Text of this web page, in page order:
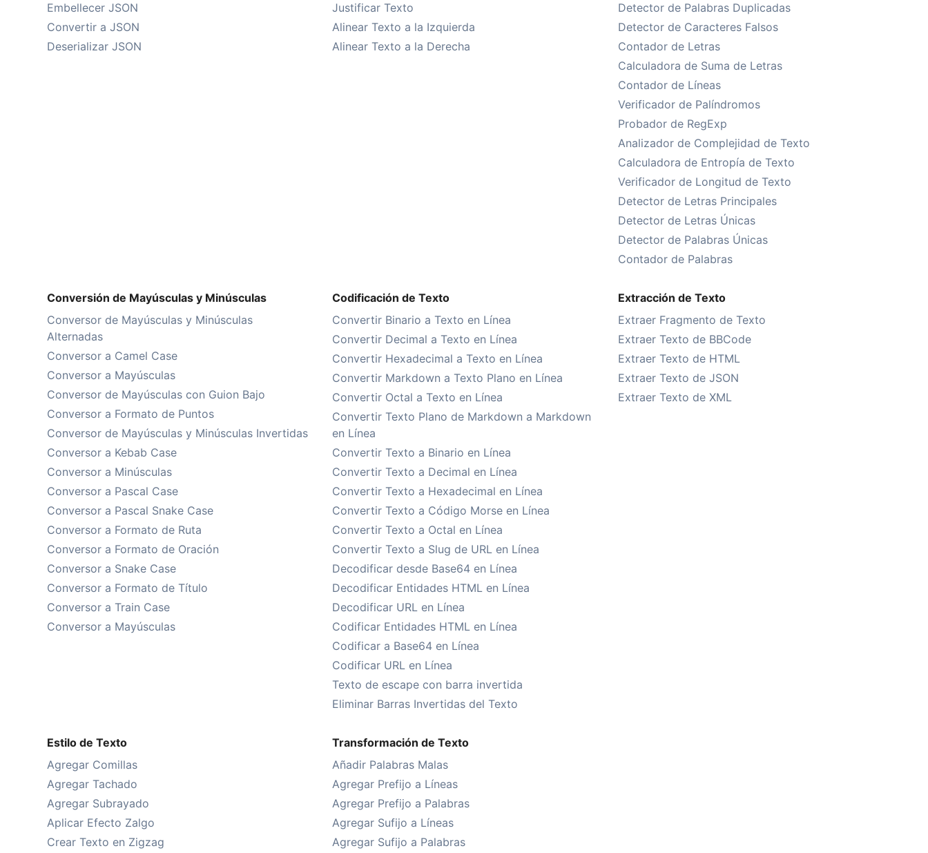
Embellecer JSON
Convertir a JSON
Deserializar JSON
Justificar Texto
Alinear Texto a la Izquierda
Alinear Texto a la Derecha
Detector de Palabras Duplicadas
Detector de Caracteres Falsos
Contador de Letras
Calculadora de Suma de Letras
Contador de Líneas
Verificador de Palíndromos
Probador de RegExp
Analizador de Complejidad de Texto
Calculadora de Entropía de Texto
Verificador de Longitud de Texto
Detector de Letras Principales
Detector de Letras Únicas
Detector de Palabras Únicas
Contador de Palabras
Conversión de Mayúsculas y Minúsculas
Conversor de Mayúsculas y Minúsculas
Alternadas
Conversor a Camel Case
Conversor a Mayúsculas
Conversor de Mayúsculas con Guion Bajo
Conversor a Formato de Puntos
Conversor de Mayúsculas y Minúsculas Invertidas
Conversor a Kebab Case
Conversor a Minúsculas
Conversor a Pascal Case
Conversor a Pascal Snake Case
Conversor a Formato de Ruta
Conversor a Formato de Oración
Conversor a Snake Case
Conversor a Formato de Título
Conversor a Train Case
Conversor a Mayúsculas
Codificación de Texto
Convertir Binario a Texto en Línea
Convertir Decimal a Texto en Línea
Convertir Hexadecimal a Texto en Línea
Convertir Markdown a Texto Plano en Línea
Convertir Octal a Texto en Línea
Convertir Texto Plano de Markdown a Markdown
en Línea
Convertir Texto a Binario en Línea
Convertir Texto a Decimal en Línea
Convertir Texto a Hexadecimal en Línea
Convertir Texto a Código Morse en Línea
Convertir Texto a Octal en Línea
Convertir Texto a Slug de URL en Línea
Decodificar desde Base64 en Línea
Decodificar Entidades HTML en Línea
Decodificar URL en Línea
Codificar Entidades HTML en Línea
Codificar a Base64 en Línea
Codificar URL en Línea
Texto de escape con barra invertida
Eliminar Barras Invertidas del Texto
Extracción de Texto
Extraer Fragmento de Texto
Extraer Texto de BBCode
Extraer Texto de HTML
Extraer Texto de JSON
Extraer Texto de XML
Estilo de Texto
Agregar Comillas
Agregar Tachado
Agregar Subrayado
Aplicar Efecto Zalgo
Crear Texto en Zigzag
Transformación de Texto
Añadir Palabras Malas
Agregar Prefijo a Líneas
Agregar Prefijo a Palabras
Agregar Sufijo a Líneas
Agregar Sufijo a Palabras